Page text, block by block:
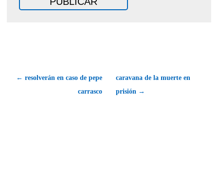
← resolverán en caso de pepe
carrasco
caravana de la muerte en
prisión →